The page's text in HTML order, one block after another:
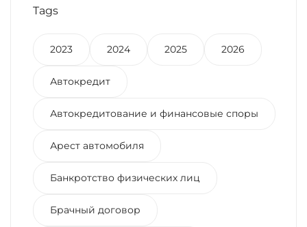
Tags
2023 2024 2025 2026
Автокредит
Автокредитование и финансовые споры
Арест автомобиля
Банкротство физических лиц
Брачный договор